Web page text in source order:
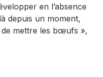
en l’absence
depuis un moment,
de mettre les bœufs »,